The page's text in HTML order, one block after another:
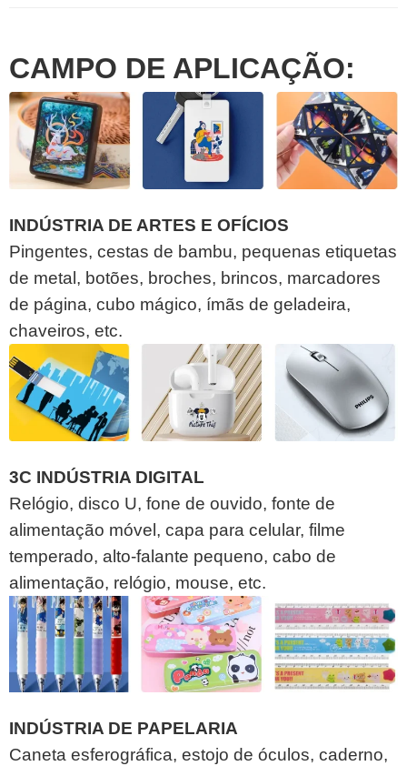
CAMPO DE APLICAÇÃO:
INDÚSTRIA DE ARTES E OFÍCIOS
Pingentes, cestas de bambu, pequenas etiquetas
de metal, botões, broches, brincos, marcadores
de página, cubo mágico, ímãs de geladeira,
chaveiros, etc.
3C INDÚSTRIA DIGITAL
Relógio, disco U, fone de ouvido, fonte de
alimentação móvel, capa para celular, filme
temperado, alto-falante pequeno, cabo de
alimentação, relógio, mouse, etc.
INDÚSTRIA DE PAPELARIA
Caneta esferográfica, estojo de óculos, caderno,